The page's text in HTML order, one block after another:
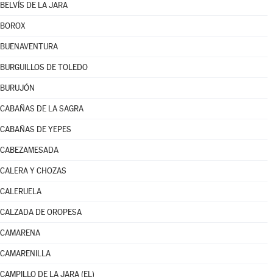
BELVÍS DE LA JARA
BOROX
BUENAVENTURA
BURGUILLOS DE TOLEDO
BURUJÓN
CABAÑAS DE LA SAGRA
CABAÑAS DE YEPES
CABEZAMESADA
CALERA Y CHOZAS
CALERUELA
CALZADA DE OROPESA
CAMARENA
CAMARENILLA
CAMPILLO DE LA JARA (EL)